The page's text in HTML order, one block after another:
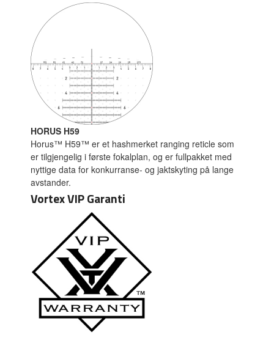
HORUS H59
Horus™ H59™ er et hashmerket ranging reticle som
er tilgjengelig i første fokalplan, og er fullpakket med
nyttige data for konkurranse- og jaktskyting på lange
avstander.
Vortex VIP Garanti